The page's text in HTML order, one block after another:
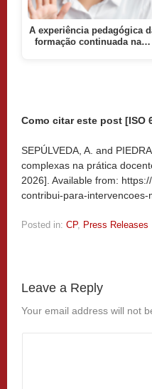
A experiência pedagógica
formação continuada na…
Como citar este post [ISO
SEPÚLVEDA, A. and
complexas na prática
2026]. Available from:
contribui-para-
Posted in: CP, Press Releases
Leave a Reply
Your email address will not